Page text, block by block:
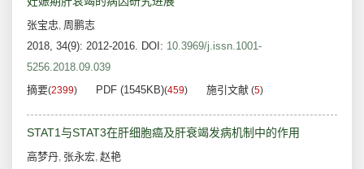
张宝忠, 周鹏志
2018, 34(9): 2012-2016. DOI: 10.3969/j.issn.1001-
5256.2018.09.039
摘要(2399) PDF (1545KB)(459) 施引文献 (5)
STAT1与STAT3在肝细胞癌及肝衰竭发病机制中的作用
高梦丹, 张永宏, 赵艳